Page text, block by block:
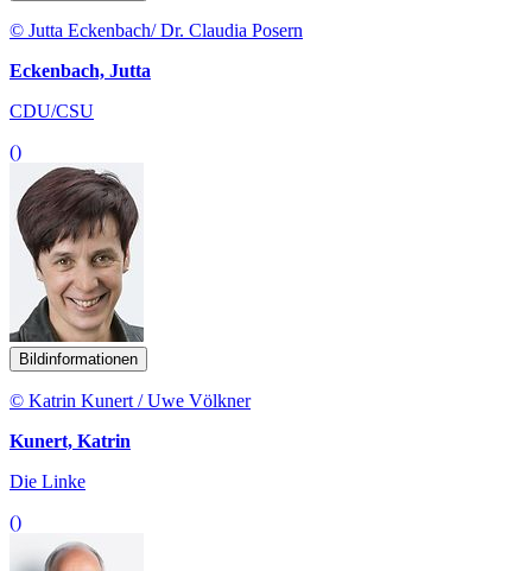
© Jutta Eckenbach/ Dr. Claudia Posern
Eckenbach, Jutta
CDU/CSU
()
Bildinformationen
© Katrin Kunert / Uwe Völkner
Kunert, Katrin
Die Linke
()